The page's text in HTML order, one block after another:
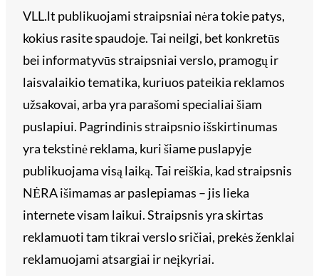
VLL.lt publikuojami straipsniai nėra tokie patys,
kokius rasite spaudoje. Tai neilgi, bet konkretūs
bei informatyvūs straipsniai verslo, pramogų ir
laisvalaikio tematika, kuriuos pateikia reklamos
užsakovai, arba yra parašomi specialiai šiam
puslapiui. Pagrindinis straipsnio išskirtinumas
yra tekstinė reklama, kuri šiame puslapyje
publikuojama visą laiką. Tai reiškia, kad straipsnis
NĖRA išimamas ar paslepiamas – jis lieka
internete visam laikui. Straipsnis yra skirtas
reklamuoti tam tikrai verslo sričiai, prekės ženklai
reklamuojami atsargiai ir neįkyriai.